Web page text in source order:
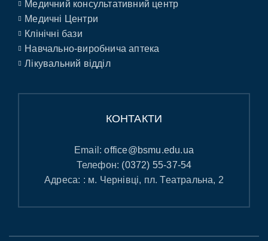
Медичний консультативний центр
Медичні Центри
Клінічні бази
Навчально-виробнича аптека
Лікувальний відділ
КОНТАКТИ
Email:office@bsmu.edu.ua
Телефон: (0372) 55-37-54
Адреса: : м. Чернівці, пл. Театральна, 2